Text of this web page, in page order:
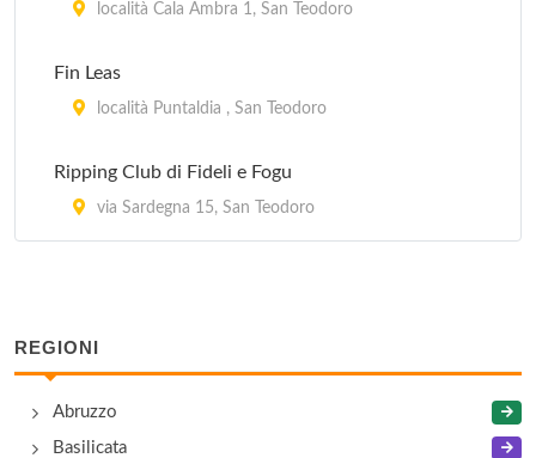
località Cala Ambra 1, San Teodoro
Fin Leas
località Puntaldia , San Teodoro
Ripping Club di Fideli e Fogu
via Sardegna 15, San Teodoro
REGIONI
Abruzzo
Basilicata